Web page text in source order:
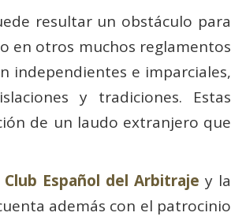
resultar un obstáculo para
en otros muchos reglamentos
independientes e imparciales,
y tradiciones. Estas
de un laudo extranjero que
Club Español del Arbitraje y la
además con el patrocinio